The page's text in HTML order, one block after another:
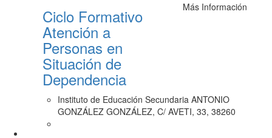
Ciclo Formativo
Atención a
Personas en
Situación de
Dependencia
Más Información
Instituto de Educación Secundaria ANTONIO
GONZÁLEZ GONZÁLEZ, C/ AVETI, 33, 38260